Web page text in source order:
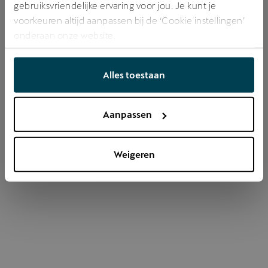
gebruiksvriendelijke ervaring voor jou. Je kunt je
voorkeuren altijd aanpassen bij de ‘Cookie instellingen’
onderaan onze website.
Alles toestaan
Aanpassen
Weigeren
Refresh